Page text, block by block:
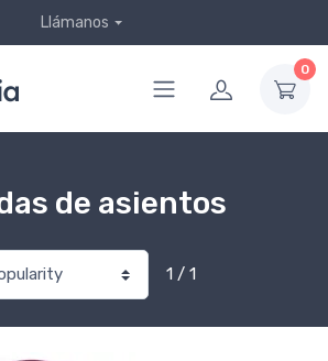
Llámanos
0
de asientos
1 / 1